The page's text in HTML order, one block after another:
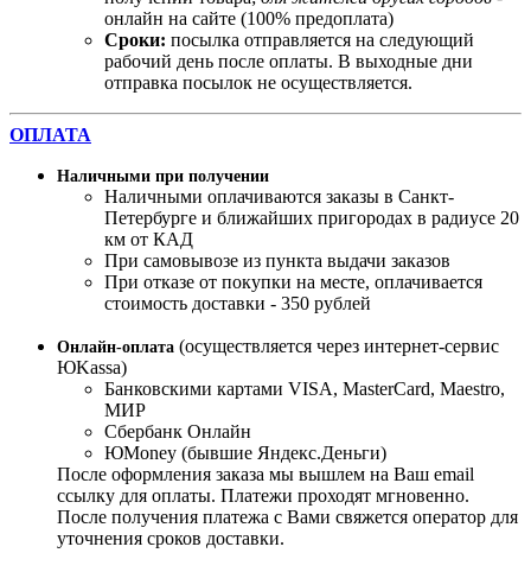
онлайн на сайте (100% предоплата)
Сроки: посылка отправляется на следующий
рабочий день после оплаты. В выходные дни
отправка посылок не осуществляется.
ОПЛАТА
Наличными при получении
Наличными оплачиваются заказы в Санкт-
Петербурге и ближайших пригородах в радиусе 20
км от КАД
При самовывозе из пункта выдачи заказов
При отказе от покупки на месте, оплачивается
стоимость доставки - 350 рублей
Онлайн-оплата (осуществляется через интернет-сервис
ЮKassa)
Банковскими картами VISA, MasterСard, Maestro,
МИР
Сбербанк Онлайн
ЮMoney (бывшие Яндекс.Деньги)
После оформления заказа мы вышлем на Ваш email
ссылку для оплаты. Платежи проходят мгновенно.
После получения платежа с Вами свяжется оператор для
уточнения сроков доставки.